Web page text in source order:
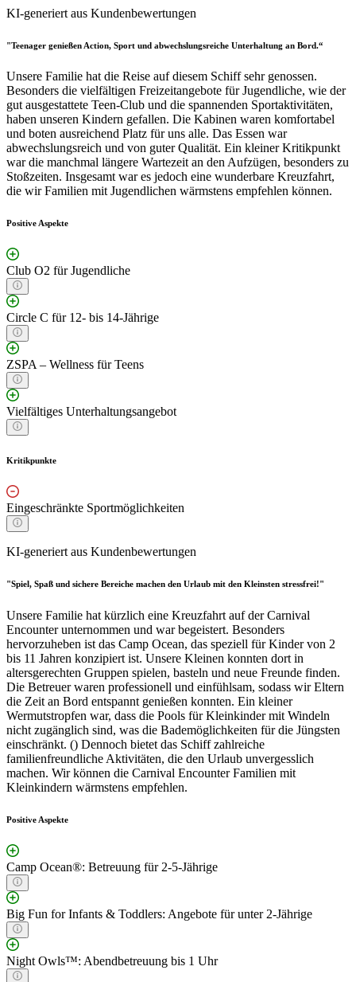
KI-generiert aus Kundenbewertungen
"Teenager genießen Action, Sport und abwechslungsreiche Unterhaltung an Bord.“
Unsere Familie hat die Reise auf diesem Schiff sehr genossen.
Besonders die vielfältigen Freizeitangebote für Jugendliche, wie der
gut ausgestattete Teen-Club und die spannenden Sportaktivitäten,
haben unseren Kindern gefallen. Die Kabinen waren komfortabel
und boten ausreichend Platz für uns alle. Das Essen war
abwechslungsreich und von guter Qualität. Ein kleiner Kritikpunkt
war die manchmal längere Wartezeit an den Aufzügen, besonders zu
Stoßzeiten. Insgesamt war es jedoch eine wunderbare Kreuzfahrt,
die wir Familien mit Jugendlichen wärmstens empfehlen können.
Positive Aspekte
Club O2 für Jugendliche
Circle C für 12- bis 14-Jährige
ZSPA – Wellness für Teens
Vielfältiges Unterhaltungsangebot
Kritikpunkte
Eingeschränkte Sportmöglichkeiten
KI-generiert aus Kundenbewertungen
"Spiel, Spaß und sichere Bereiche machen den Urlaub mit den Kleinsten stressfrei!"
Unsere Familie hat kürzlich eine Kreuzfahrt auf der Carnival
Encounter unternommen und war begeistert. Besonders
hervorzuheben ist das Camp Ocean, das speziell für Kinder von 2
bis 11 Jahren konzipiert ist. Unsere Kleinen konnten dort in
altersgerechten Gruppen spielen, basteln und neue Freunde finden.
Die Betreuer waren professionell und einfühlsam, sodass wir Eltern
die Zeit an Bord entspannt genießen konnten. Ein kleiner
Wermutstropfen war, dass die Pools für Kleinkinder mit Windeln
nicht zugänglich sind, was die Bademöglichkeiten für die Jüngsten
einschränkt. () Dennoch bietet das Schiff zahlreiche
familienfreundliche Aktivitäten, die den Urlaub unvergesslich
machen. Wir können die Carnival Encounter Familien mit
Kleinkindern wärmstens empfehlen.
Positive Aspekte
Camp Ocean®: Betreuung für 2-5-Jährige
Big Fun for Infants & Toddlers: Angebote für unter 2-Jährige
Night Owls™: Abendbetreuung bis 1 Uhr